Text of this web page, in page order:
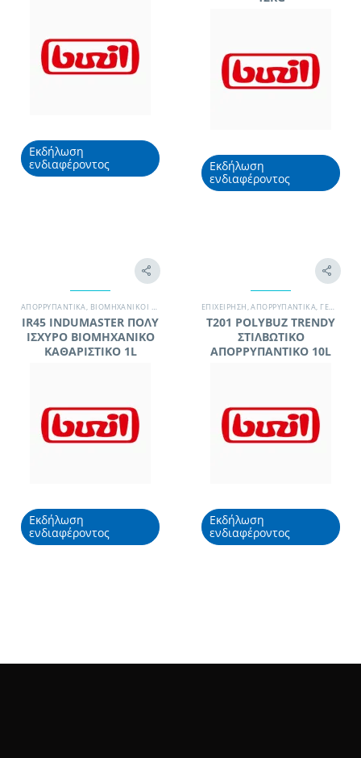
Εκδήλωση
ενδιαφέροντος
Εκδήλωση
ενδιαφέροντος
ΑΠΟΡΡΥΠΑΝΤΙΚΆ, ΒΙΟΜΗΧΑΝΙΚΟΊ ΧΏΡΟΙ ΣΥΝΕΡΓΕΊΟ ΚΑΘΑΡΙΣΜΟΎ,ΧΗΜΙΚΆ -
IR45 INDUMASTER ΠΟΛΥ
ΙΣΧΥΡΟ ΒΙΟΜΗΧΑΝΙΚΟ
ΚΑΘΑΡΙΣΤΙΚΟ 1L
Εκδήλωση
ενδιαφέροντος
EΠΙΧΕΊΡΗΣΗ,ΑΠΟΡΡΥΠΑΝΤΙΚΆ, ΓΕΝΙΚΉΣ ΧΡΉΣΗΣ / ΔΆΠΕΔΑ
T201 POLYBUZ TRENDY
ΣΤΙΛΒΩΤΙΚΟ
ΑΠΟΡΡΥΠΑΝΤΙΚΟ 10L
Εκδήλωση
ενδιαφέροντος